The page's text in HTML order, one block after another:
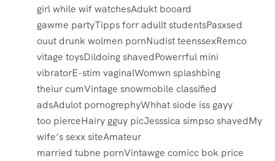
girl while wif watchesAdukt booard
gawme partyTipps forr adullt studentsPasxsed
ouut drunk wolmen pornNudist teenssexRemco
vitage toysDildoing shavedPowerrful mini
vibratorE-stim vaginalWomwn splashbing
theiur cumVintage snowmobile classified
adsAdulot pornogrephyWhhat siode iss gayy
too pierceHairy gguy picJesssica simpso shavedMy
wife’s sexx siteAmateur
married tubne pornVintawge comicc bok price